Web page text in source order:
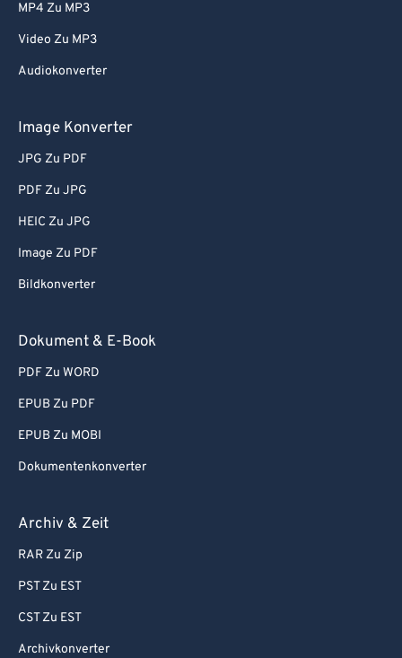
MP4 Zu MP3
Video Zu MP3
Audiokonverter
Image Konverter
JPG Zu PDF
PDF Zu JPG
HEIC Zu JPG
Image Zu PDF
Bildkonverter
Dokument & E-Book
PDF Zu WORD
EPUB Zu PDF
EPUB Zu MOBI
Dokumentenkonverter
Archiv & Zeit
RAR Zu Zip
PST Zu EST
CST Zu EST
Archivkonverter